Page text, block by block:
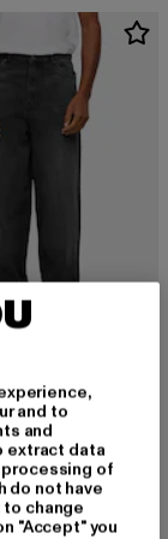
38,99 EUR
EURAktionspreis:
and to
and
extract data
of
do not have
change
"Accept" you